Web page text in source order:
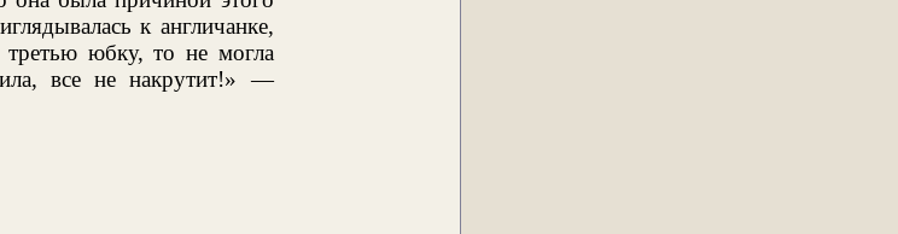
к англичанке,
третью юбку, то не могла
все не накрутит!» —